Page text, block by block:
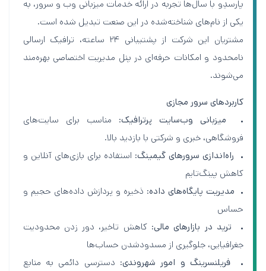
پارسدِو با سال‌ها تجربه در ارائه خدمات میزبانی وب و سرور، به
یکی از نام‌های شناخته‌شده در این صنعت تبدیل شده است.
مشتریان این شرکت از پشتیبانی ۲۴ ساعته، ترافیک ارسالی
نامحدود و امکانات حرفه‌ای در پنل مدیریت اختصاصی بهره‌مند
می‌شوند.
کاربردهای سرور مجازی
• میزبانی وب‌سایت‌ پرترافیک: مناسب برای سایت‌های
فروشگاهی، خبری و شرکتی با بازدید بالا.
• راه‌اندازی سرورهای گیمینگ: استفاده برای بازی‌های آنلاین و
کاهش پینگ‌تایم
• مدیریت پایگاه‌های داده: ذخیره و پردازش داده‌های حجیم و
حساس
• ترید در بازارهای مالی: کاهش تاخیر، دور زدن محدودیت
جغرافیایی، جلوگیری از مسدودشدن حساب‌ها
•
فریلنسرینگ و امور شهروندی: دسترسی دائمی به منابع